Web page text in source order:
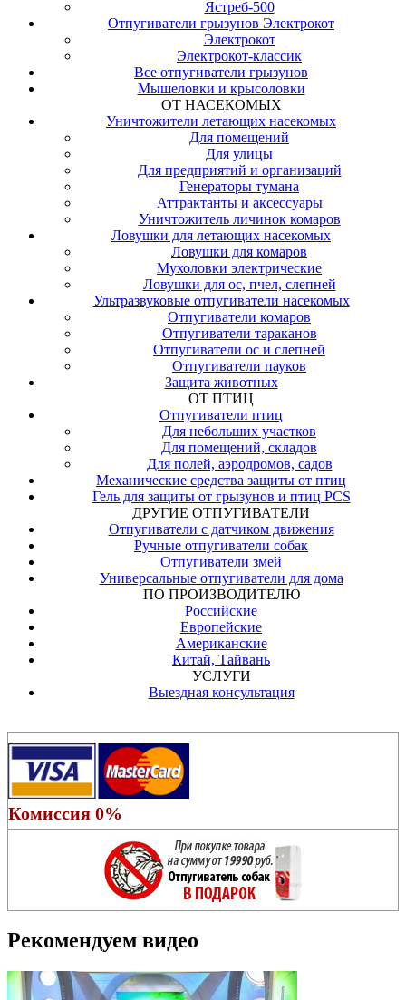
Ястреб-500
Отпугиватели грызунов Электрокот
Электрокот
Электрокот-классик
Все отпугиватели грызунов
Мышеловки и крысоловки
ОТ НАСЕКОМЫХ
Уничтожители летающих насекомых
Для помещений
Для улицы
Для предприятий и организаций
Генераторы тумана
Аттрактанты и аксессуары
Уничтожитель личинок комаров
Ловушки для летающих насекомых
Ловушки для комаров
Мухоловки электрические
Ловушки для ос, пчел, слепней
Ультразвуковые отпугиватели насекомых
Отпугиватели комаров
Отпугиватели тараканов
Отпугиватели ос и слепней
Отпугиватели пауков
Защита животных
ОТ ПТИЦ
Отпугиватели птиц
Для небольших участков
Для помещений, складов
Для полей, аэродромов, садов
Механические средства защиты от птиц
Гель для защиты от грызунов и птиц PCS
ДРУГИЕ ОТПУГИВАТЕЛИ
Отпугиватели с датчиком движения
Ручные отпугиватели собак
Отпугиватели змей
Универсальные отпугиватели для дома
ПО ПРОИЗВОДИТЕЛЮ
Российские
Европейские
Американские
Китай, Тайвань
УСЛУГИ
Выездная консультация
Комиссия 0%
Рекомендуем видео